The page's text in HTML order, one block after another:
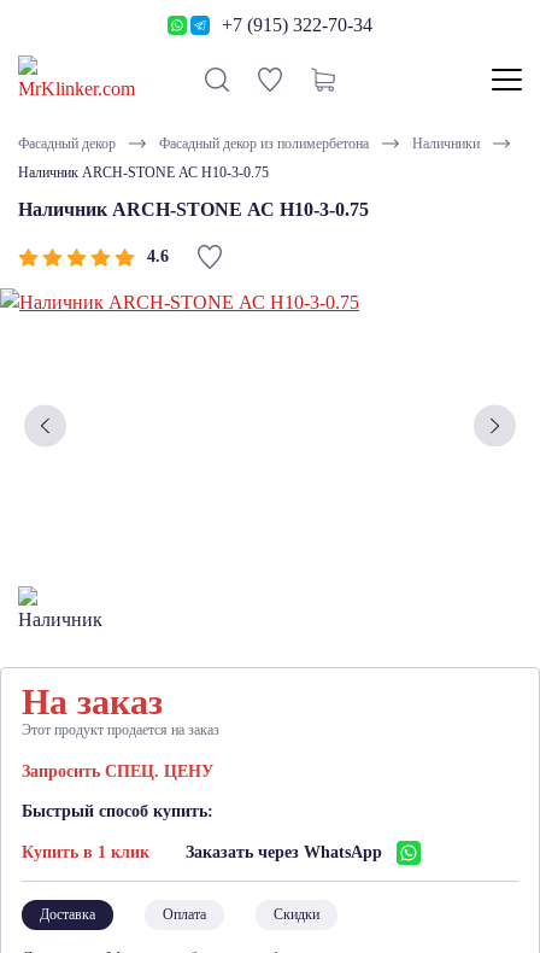
+7 (915) 322-70-34
Фасадный декор Фасадный декор из полимербетона
Наличники
Наличник ARCH-STONE АС Н10-3-0.75
Наличник ARCH-STONE АС Н10-3-0.75
4.6
На заказ
Этот продукт продается на заказ
Запросить СПЕЦ. ЦЕНУ
Быстрый способ купить:
Купить в 1 клик Заказать через WhatsApp
Доставка Оплата Скидки